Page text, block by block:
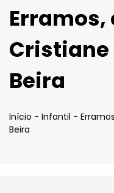
Erramos,
Cristiane
Beira
Início - Infantil -
Beira